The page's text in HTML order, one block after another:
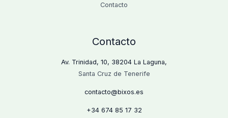
Contacto
Contacto
Av. Trinidad, 10, 38204 La Laguna,
Santa Cruz de Tenerife
contacto@bixos.es
+34 674 85 17 32